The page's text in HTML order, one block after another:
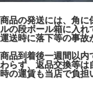
商品の発送には、角に
ルの段ボール箱に入れ
運送時に落下等の事故
商品到着後一週間以内
わらず、返品交換等は
時の運賃も当店で負担